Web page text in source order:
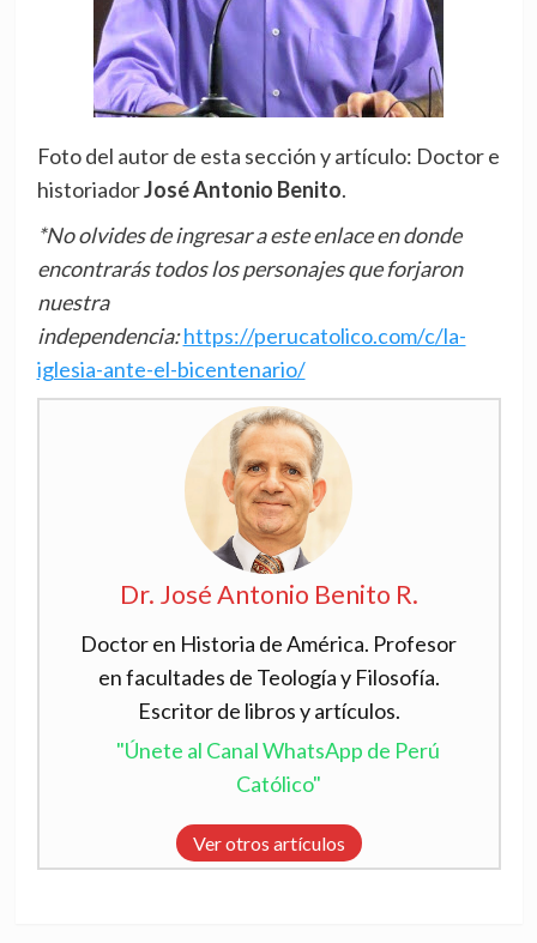
Foto del autor de esta sección y artículo: Doctor e
historiadorJosé Antonio Benito.
*No olvides de ingresar a este enlace en donde
encontrarás todos los personajes que forjaron
nuestra
independencia:https://perucatolico.com/c/la-
iglesia-ante-el-bicentenario/
Dr. José Antonio Benito R.
Doctor en Historia de América. Profesor
en facultades de Teología y Filosofía.
Escritor de libros y artículos.
"Únete al Canal WhatsApp de Perú
Católico"
Ver otros artículos